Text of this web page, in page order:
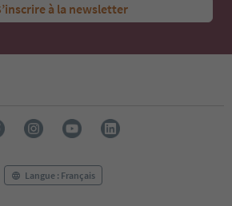
à la newsletter
Langue : Français